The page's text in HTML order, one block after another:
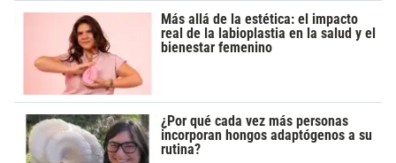
Más allá de la estética: el impacto
real de la labioplastia en la salud y el
bienestar femenino
¿Por qué cada vez más personas
incorporan hongos adaptógenos a su
rutina?